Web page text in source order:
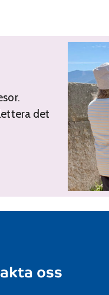
det
oss